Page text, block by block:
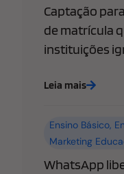
Captação
de matrícula
instituições
Leia mais
Ensino Básico,
Marketing
WhatsApp